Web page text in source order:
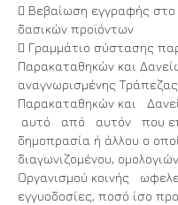
 Βεβαίωση εγγραφής
δασικών προϊόντων
 Γραμμάτιο σύστασης
Παρακαταθηκών και
αναγνωρισμένης
Παρακαταθηκών και
αυτό από αυτόν που
δημοπρασία ή άλλου ο
διαγωνιζομένου,
Οργανισμού κοινής
εγγυοδοσίες, ποσό ίσο